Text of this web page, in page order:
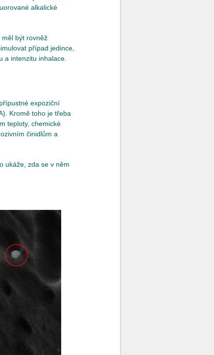
alkalické
být rovněž
případ jedince,
a intenzitu inhalace.
expoziční
Kromě toho je třeba
teploty, chemické
činidlům a
ukáže, zda se v něm